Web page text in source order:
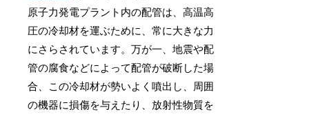
原子力発電プラント内の配管は、高温高
圧の冷却材を運ぶために、常に大きな力
にさらされています。万が一、地震や配
管の腐食などによって配管が破断した場
合、この冷却材が勢いよく噴出し、周囲
の機器に損傷を与えたり、放射性物質を